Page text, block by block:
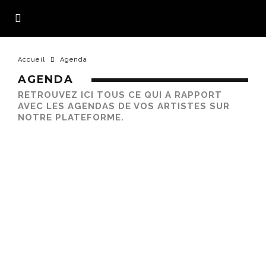
Accueil Agenda
AGENDA
RETROUVEZ ICI TOUS CE QUI A RAPPORT
AVEC LES AGENDAS DE VOS ARTISTES SUR
NOTRE PLATEFORME.